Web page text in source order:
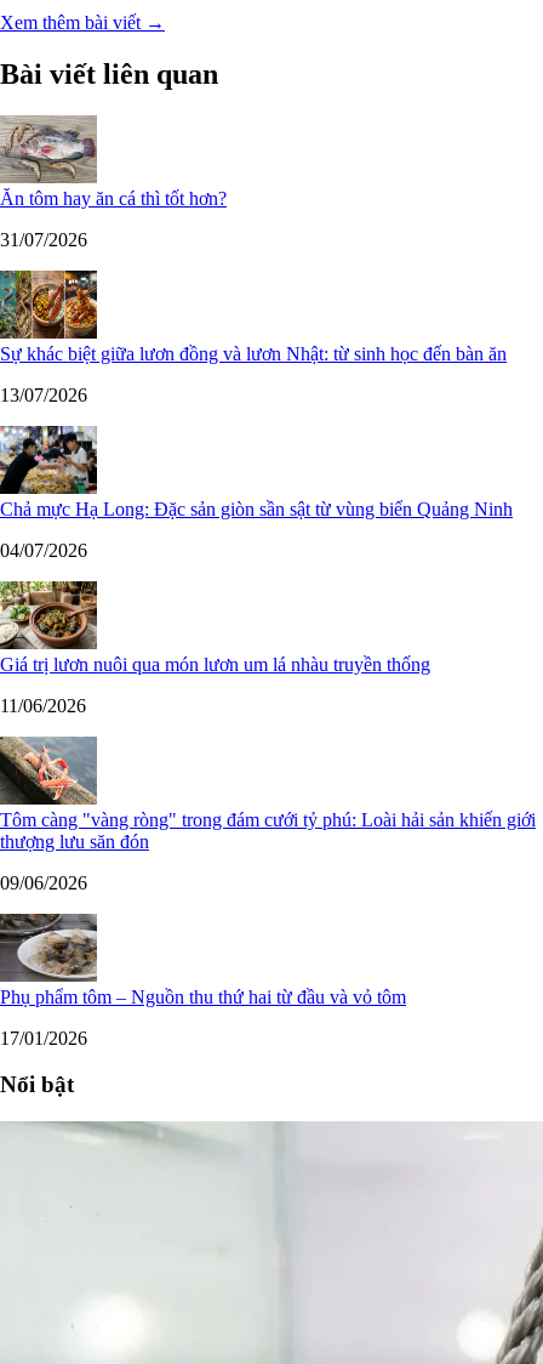
Xem thêm bài viết →
Bài viết liên quan
Ăn tôm hay ăn cá thì tốt hơn?
31/07/2026
Sự khác biệt giữa lươn đồng và lươn Nhật: từ sinh học đến bàn ăn
13/07/2026
Chả mực Hạ Long: Đặc sản giòn sần sật từ vùng biển Quảng Ninh
04/07/2026
Giá trị lươn nuôi qua món lươn um lá nhàu truyền thống
11/06/2026
Tôm càng "vàng ròng" trong đám cưới tỷ phú: Loài hải sản khiến giới
thượng lưu săn đón
09/06/2026
Phụ phẩm tôm – Nguồn thu thứ hai từ đầu và vỏ tôm
17/01/2026
Nổi bật